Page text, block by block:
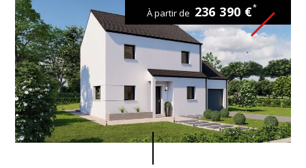
À partir de 236 390 €*